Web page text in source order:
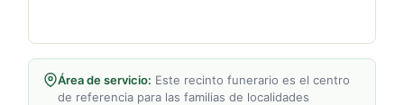
Área de servicio: Este recinto funerario es el centro
de referencia para las familias de localidades